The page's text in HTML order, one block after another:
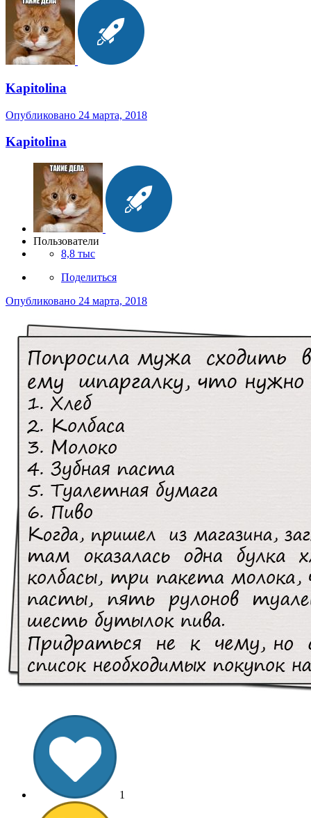
Kapitolina
Опубликовано 24 марта, 2018
Kapitolina
Пользователи
8,8 тыс
Поделиться
Опубликовано 24 марта, 2018
1